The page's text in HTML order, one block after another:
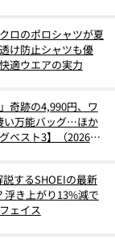
ロのポロシャツが夏
け防止シャツも優
適ウエアの実力
奇跡の4,990円、ワ
い万能バッグ…ほか
ベスト3】（2026年
説するSHOEIの最新
き上がり13%減で
ェイス